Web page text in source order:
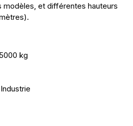
modèles, et différentes hauteurs
kg